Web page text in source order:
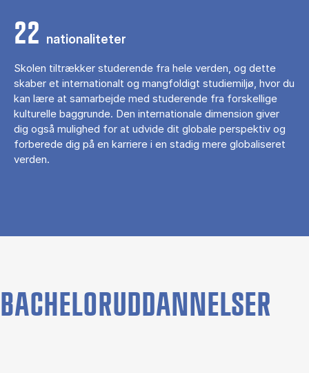
22 nationaliteter
Skolen tiltrækker studerende fra hele verden, og dette
skaber et internationalt og mangfoldigt studiemiljø, hvor du
kan lære at samarbejde med studerende fra forskellige
kulturelle baggrunde. Den internationale dimension giver
dig også mulighed for at udvide dit globale perspektiv og
forberede dig på en karriere i en stadig mere globaliseret
verden.
BACHELORUDDANNELSER